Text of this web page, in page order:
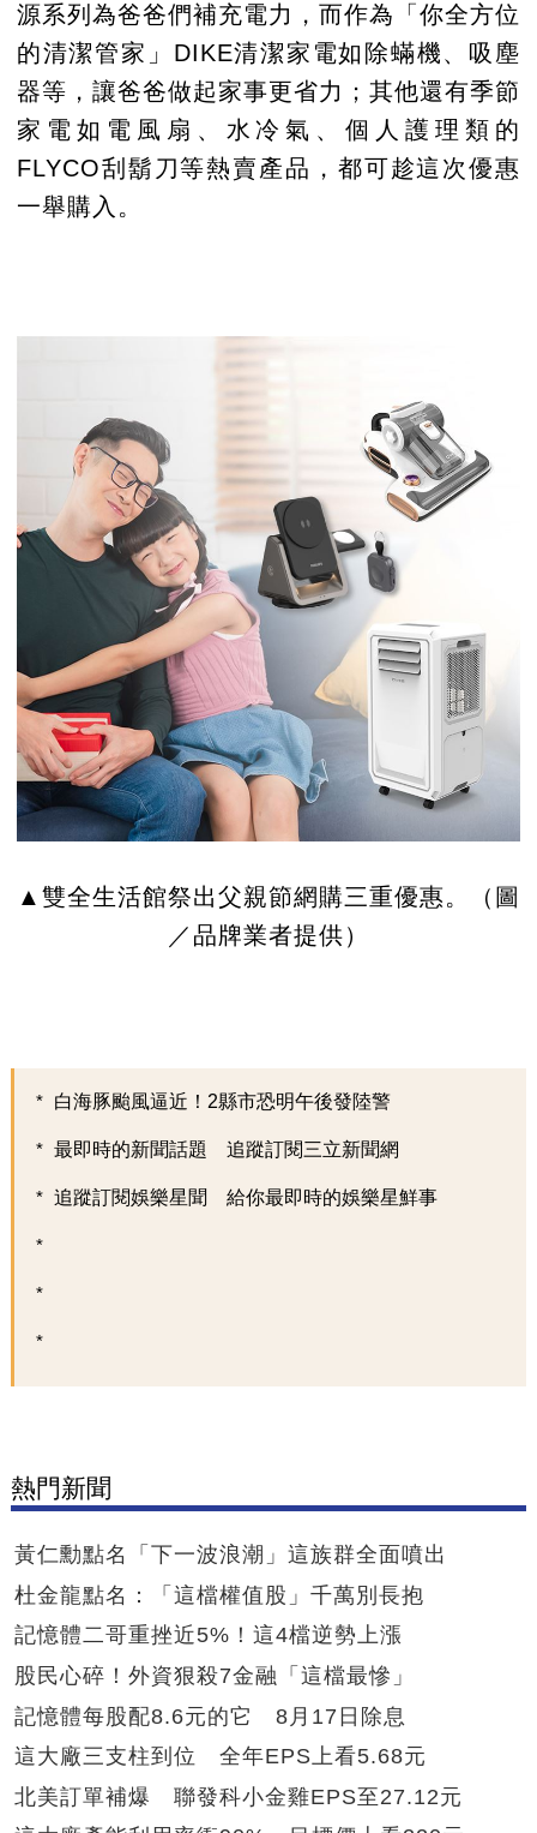
源系列為爸爸們補充電力，而作為「你全方位
的清潔管家」DIKE清潔家電如除蟎機、吸塵
器等，讓爸爸做起家事更省力；其他還有季節
家電如電風扇、水冷氣、個人護理類的
FLYCO刮鬍刀等熱賣產品，都可趁這次優惠
一舉購入。
▲雙全生活館祭出父親節網購三重優惠。（圖
／品牌業者提供）
白海豚颱風逼近！2縣市恐明午後發陸警
最即時的新聞話題 追蹤訂閱三立新聞網
追蹤訂閱娛樂星聞 給你最即時的娛樂星鮮事
熱門新聞
黃仁勳點名「下一波浪潮」這族群全面噴出
杜金龍點名：「這檔權值股」千萬別長抱
記憶體二哥重挫近5%！這4檔逆勢上漲
股民心碎！外資狠殺7金融「這檔最慘」
記憶體每股配8.6元的它 8月17日除息
這大廠三支柱到位 全年EPS上看5.68元
北美訂單補爆 聯發科小金雞EPS至27.12元